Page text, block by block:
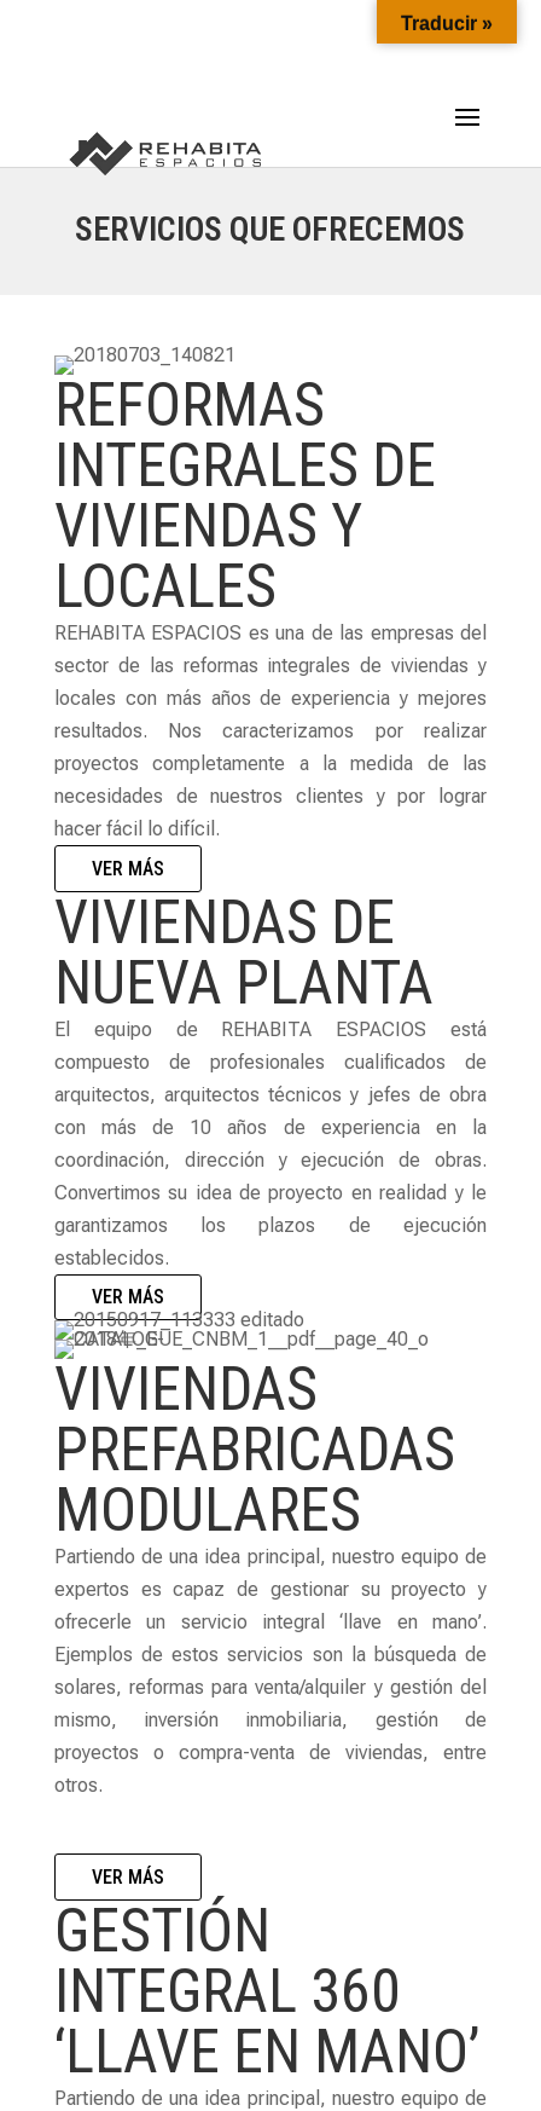
SERVICIOS QUE OFRECEMOS
REFORMAS
INTEGRALES DE
VIVIENDAS Y
LOCALES
REHABITA ESPACIOS es una de las empresas del
sector de las reformas integrales de viviendas y
locales con más años de experiencia y mejores
resultados. Nos caracterizamos por realizar
proyectos completamente a la medida de las
necesidades de nuestros clientes y por lograr
hacer fácil lo difícil.
VER MÁS
VIVIENDAS DE
NUEVA PLANTA
El equipo de REHABITA ESPACIOS está
compuesto de profesionales cualificados de
arquitectos, arquitectos técnicos y jefes de obra
con más de 10 años de experiencia en la
coordinación, dirección y ejecución de obras.
Convertimos su idea de proyecto en realidad y le
garantizamos los plazos de ejecución
establecidos.
VER MÁS
VIVIENDAS
PREFABRICADAS
MODULARES
Partiendo de una idea principal, nuestro equipo de
expertos es capaz de gestionar su proyecto y
ofrecerle un servicio integral ‘llave en mano’.
Ejemplos de estos servicios son la búsqueda de
solares, reformas para venta/alquiler y gestión del
mismo, inversión inmobiliaria, gestión de
proyectos o compra-venta de viviendas, entre
otros.
VER MÁS
GESTIÓN
INTEGRAL 360
‘LLAVE EN MANO’
Partiendo de una idea principal, nuestro equipo de
Traducir »